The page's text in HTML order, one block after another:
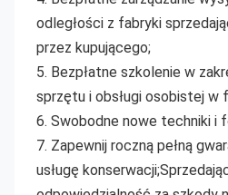
odległości z fabryki
przez kupującego;
5. Bezpłatne szkolenie w
sprzętu i obsługi osobistej w
6. Swobodne nowe techniki i
7. Zapewnij roczną pełną
usługę